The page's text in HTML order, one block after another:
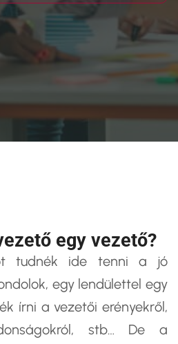
egy vezető?
tudnék ide tenni a jó
egy lendülettel egy
írni a vezetői erényekről,
stb… De a